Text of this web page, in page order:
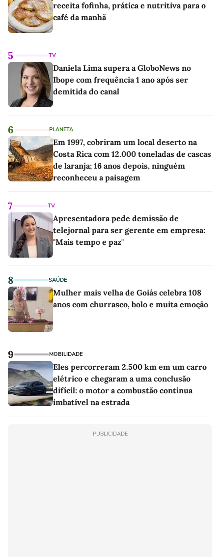
receita fofinha, prática e nutritiva para o
café da manhã
5 TV
Daniela Lima supera a GloboNews no
Ibope com frequência 1 ano após ser
demitida do canal
6 PLANETA
Em 1997, cobriram um local deserto na
Costa Rica com 12.000 toneladas de cascas
de laranja; 16 anos depois, ninguém
reconheceu a paisagem
7 TV
Apresentadora pede demissão de
telejornal para ser gerente em empresa:
"Mais tempo e paz"
8 SAÚDE
Mulher mais velha de Goiás celebra 108
anos com churrasco, bolo e muita emoção
9 MOBILIDADE
Eles percorreram 2.500 km em um carro
elétrico e chegaram a uma conclusão
difícil: o motor a combustão continua
imbatível na estrada
PUBLICIDADE